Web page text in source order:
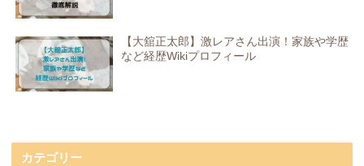
【大舘正太郎】激レアさん出演！家族や学歴
など経歴Wikiプロフィール
カテゴリー